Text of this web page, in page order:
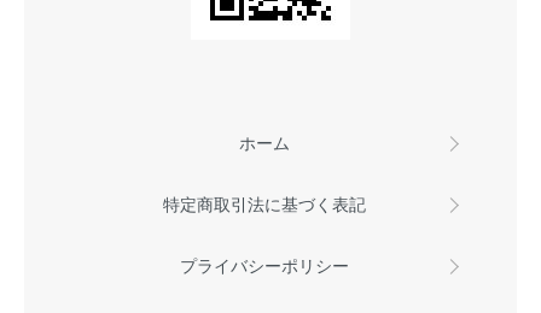
ホーム
特定商取引法に基づく表記
プライバシーポリシー